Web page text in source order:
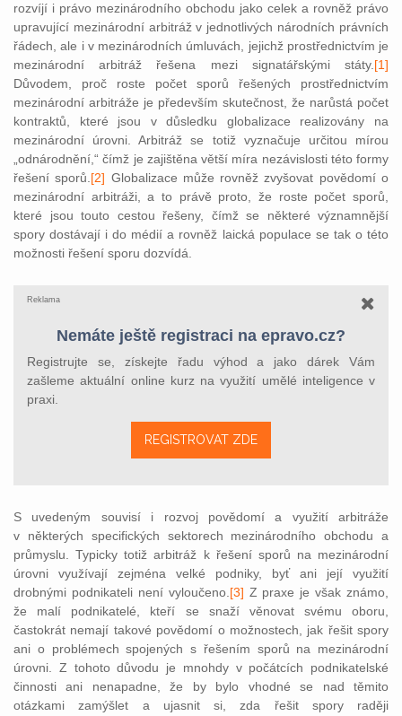
rozvíjí i právo mezinárodního obchodu jako celek a rovněž právo
upravující mezinárodní arbitráž v jednotlivých národních právních
řádech, ale i v mezinárodních úmluvách, jejichž prostřednictvím je
mezinárodní arbitráž řešena mezi signatářskými státy. [1]
Důvodem, proč roste počet sporů řešených prostřednictvím
mezinárodní arbitráže je především skutečnost, že narůstá počet
kontraktů, které jsou v důsledku globalizace realizovány na
mezinárodní úrovni. Arbitráž se totiž vyznačuje určitou mírou
„odnárodnění,“ čímž je zajištěna větší míra nezávislosti této formy
řešení sporů. [2] Globalizace může rovněž zvyšovat povědomí o
mezinárodní arbitráži, a to právě proto, že roste počet sporů,
které jsou touto cestou řešeny, čímž se některé významnější
spory dostávají i do médií a rovněž laická populace se tak o této
možnosti řešení sporu dozvídá.
Reklama
Nemáte ještě registraci na epravo.cz?
Registrujte se, získejte řadu výhod a jako dárek Vám
zašleme aktuální online kurz na využití umělé inteligence v
praxi.
REGISTROVAT ZDE
S uvedeným souvisí i rozvoj povědomí a využití arbitráže
v některých specifických sektorech mezinárodního obchodu a
průmyslu. Typicky totiž arbitráž k řešení sporů na mezinárodní
úrovni využívají zejména velké podniky, byť ani její využití
drobnými podnikateli není vyloučeno. [3] Z praxe je však známo,
že malí podnikatelé, kteří se snaží věnovat svému oboru,
častokrát nemají takové povědomí o možnostech, jak řešit spory
ani o problémech spojených s řešením sporů na mezinárodní
úrovni. Z tohoto důvodu je mnohdy v počátcích podnikatelské
činnosti ani nenapadne, že by bylo vhodné se nad těmito
otázkami zamýšlet a ujasnit si, zda řešit spory raději